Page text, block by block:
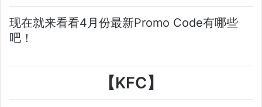
现在就来看看4月份最新Promo Code有哪些
吧！
【KFC】